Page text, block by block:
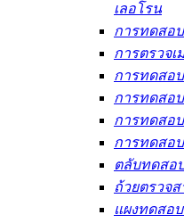
เลอโรน
การทดสอบ
การตรวจ
การทดสอ
การทดสอบ
การทดสอ
การทดสอ
ตลับทดสอ
ถ้วยตรวจ
แผงทดสอ